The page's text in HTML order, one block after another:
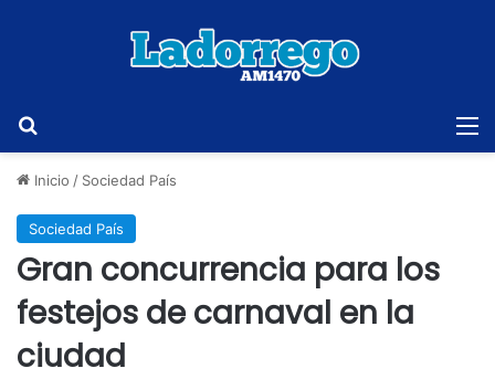
Inicio / Sociedad País
Sociedad País
Gran concurrencia para los
festejos de carnaval en la
ciudad